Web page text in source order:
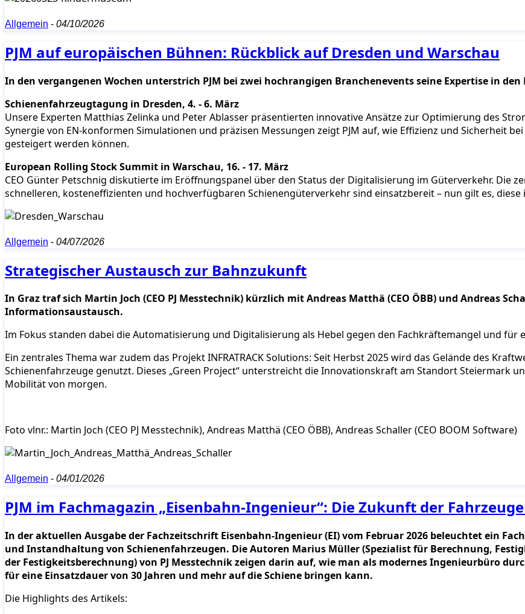
Allgemein - 04/10/2026
PJM auf europäischen Bühnen: Rückblick auf Dresden und Warschau
In den vergangenen Wochen unterstrich PJM bei zwei hochrangigen Branchenevents seine Expertise in
Schienenfahrzeugtagung in Dresden, 4. - 6. März
Unsere Experten Matthias Zelinka und Peter Ablasser präsentierten innovative Ansätze zur Optimierung des
Synergie von EN-konformen Simulationen und präzisen Messungen zeigt PJM auf, wie Effizienz und Sicherheit
gesteigert werden können.
European Rolling Stock Summit in Warschau, 16. - 17. März
CEO Günter Petschnig diskutierte im Eröffnungspanel über den Status der Digitalisierung im Güterverkehr. Die
schnelleren, kosteneffizienten und hochverfügbaren Schienengüterverkehr sind einsatzbereit – nun gilt es, diese
Allgemein - 04/07/2026
Strategischer Austausch zur Bahnzukunft
In Graz traf sich Martin Joch (CEO PJ Messtechnik) kürzlich mit Andreas Matthä (CEO ÖBB) und Andreas
Informationsaustausch.
Im Fokus standen dabei die Automatisierung und Digitalisierung als Hebel gegen den Fachkräftemangel und für
Ein zentrales Thema war zudem das Projekt INFRATRACK Solutions: Seit Herbst 2025 wird das Gelände des
Schienenfahrzeuge genutzt. Dieses „Green Project“ unterstreicht die Innovationskraft am Standort Steiermark
Mobilität von morgen.
Foto vlnr.: Martin Joch (CEO PJ Messtechnik), Andreas Matthä (CEO ÖBB), Andreas Schaller (CEO BOOM Software)
Allgemein - 04/01/2026
PJM im Fachmagazin „Eisenbahn-Ingenieur“: Die Zukunft der
In der aktuellen Ausgabe der Fachzeitschrift Eisenbahn-Ingenieur (EI) vom Februar 2026 beleuchtet ein
und Instandhaltung von Schienenfahrzeugen. Die Autoren Marius Müller (Spezialist für Berechnung,
der Festigkeitsberechnung) von PJ Messtechnik zeigen darin auf, wie man als modernes Ingenieurbüro
für eine Einsatzdauer von 30 Jahren und mehr auf die Schiene bringen kann.
Die Highlights des Artikels: